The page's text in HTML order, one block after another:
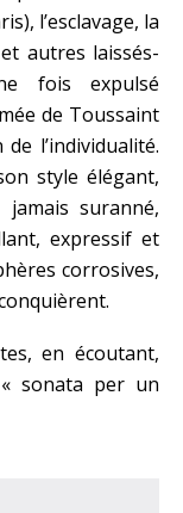
l’esclavage, la
autres laissés-
fois expulsé
de Toussaint
l’individualité.
style élégant,
suranné,
expressif et
corrosives,
en écoutant,
« sonata per un